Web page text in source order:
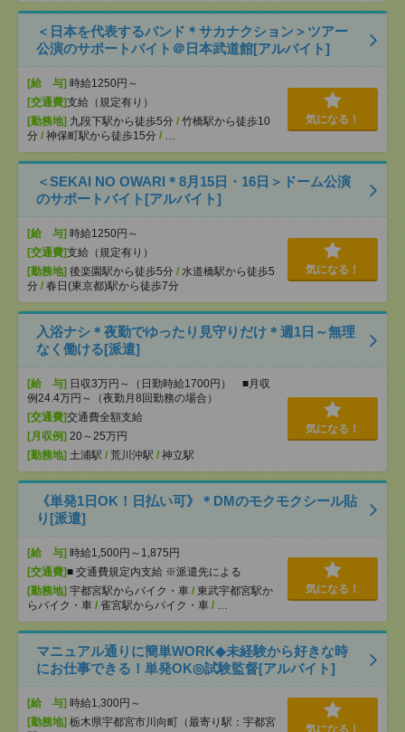
＜日本を代表するバンド＊サカナクション＞ツアー
公演のサポートバイト＠日本武道館[アルバイト]
[給 与] 時給1250円～
[交通費]支給（規定有り）
[勤務地] 九段下駅から徒歩5分 / 竹橋駅から徒歩10
分 / 神保町駅から徒歩15分 / …
気になる！
＜SEKAI NO OWARI＊8月15日・16日＞ドーム公演
のサポートバイト[アルバイト]
[給 与] 時給1250円～
[交通費]支給（規定有り）
[勤務地] 後楽園駅から徒歩5分 / 水道橋駅から徒歩5
分 / 春日(東京都)駅から徒歩7分
気になる！
入浴ナシ＊夜勤でゆったり見守りだけ＊週1日～無理
なく働ける[派遣]
[給 与] 日収3万円～（日勤時給1700円） ■月収
例24.4万円～（夜勤月8回勤務の場合）
[交通費]交通費全額支給
[月収例] 20～25万円
[勤務地] 土浦駅 / 荒川沖駅 / 神立駅
気になる！
《単発1日OK！日払い可》＊DMのモクモクシール貼
り[派遣]
[給 与] 時給1,500円～1,875円
[交通費]■ 交通費規定内支給 ※派遣先による
[勤務地] 宇都宮駅からバイク・車 / 東武宇都宮駅か
らバイク・車 / 雀宮駅からバイク・車 / …
気になる！
マニュアル通りに簡単WORK◆未経験から好きな時
にお仕事できる！単発OK◎試験監督[アルバイト]
[給 与] 時給1,300円～
[勤務地] 栃木県宇都宮市川向町（最寄り駅：宇都宮
気になる！